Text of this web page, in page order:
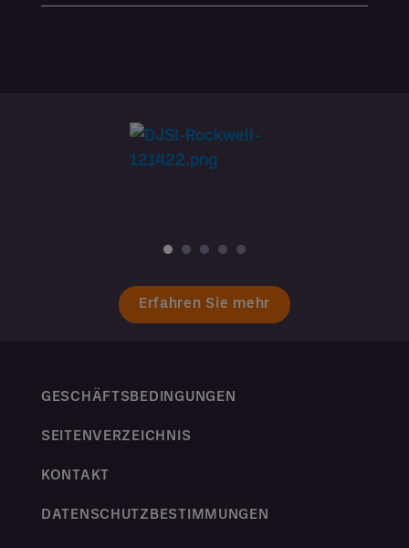
Erfahren Sie mehr
GESCHÄFTSBEDINGUNGEN
SEITENVERZEICHNIS
KONTAKT
DATENSCHUTZBESTIMMUNGEN